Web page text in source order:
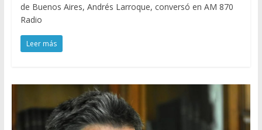
de Buenos Aires, Andrés Larroque, conversó en AM 870
Radio
Leer más